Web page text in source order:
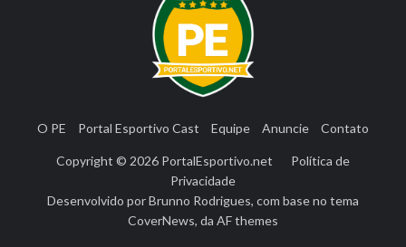
O PE Portal Esportivo Cast Equipe Anuncie Contato
Copyright © 2026 PortalEsportivo.net
Política de
Privacidade
Desenvolvido porBrunno Rodrigues, com base no tema
CoverNews, da AF themes